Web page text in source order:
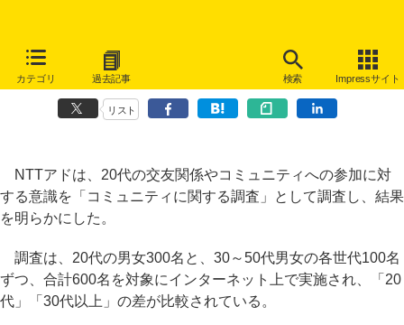
カテゴリ 過去記事 検索 Impressサイト
携帯電話のアドレス帳に登録している「知り合い」、20代では平均
74.8人
リスト
NTTアドは、20代の交友関係やコミュニティへの参加に対
する意識を「コミュニティに関する調査」として調査し、結果
を明らかにした。
調査は、20代の男女300名と、30～50代男女の各世代100名
ずつ、合計600名を対象にインターネット上で実施され、「20
代」「30代以上」の差が比較されている。